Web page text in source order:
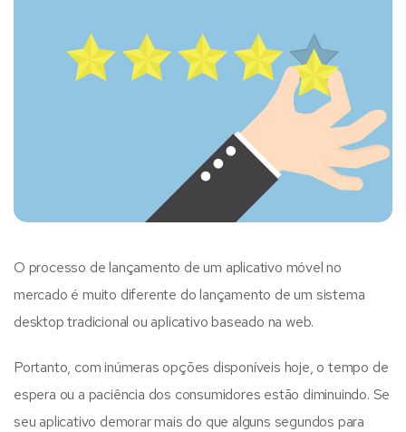
O processo de lançamento de um aplicativo móvel no
mercado é muito diferente do lançamento de um sistema
desktop tradicional ou aplicativo baseado na web.
Portanto, com inúmeras opções disponíveis hoje, o tempo de
espera ou a paciência dos consumidores estão diminuindo. Se
seu aplicativo demorar mais do que alguns segundos para